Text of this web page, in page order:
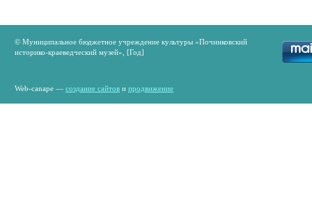
© Муниципальное бюджетное учреждение культуры «Починковский
историко-краеведческий музей», [Год]
Web-canape — создание сайтов и продвижение